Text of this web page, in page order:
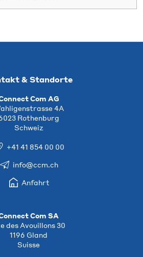
& Standorte
Com AG
4A
Rothenburg
Schweiz
+41 41 854 00 00
info@ccm.ch
Anfahrt
Com SA
des Avouillons 30
1196 Gland
Suisse